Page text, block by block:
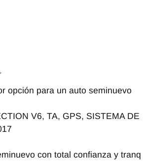
opción para un auto seminuevo
V6, TA, GPS, SISTEMA DE
con total confianza y tranq